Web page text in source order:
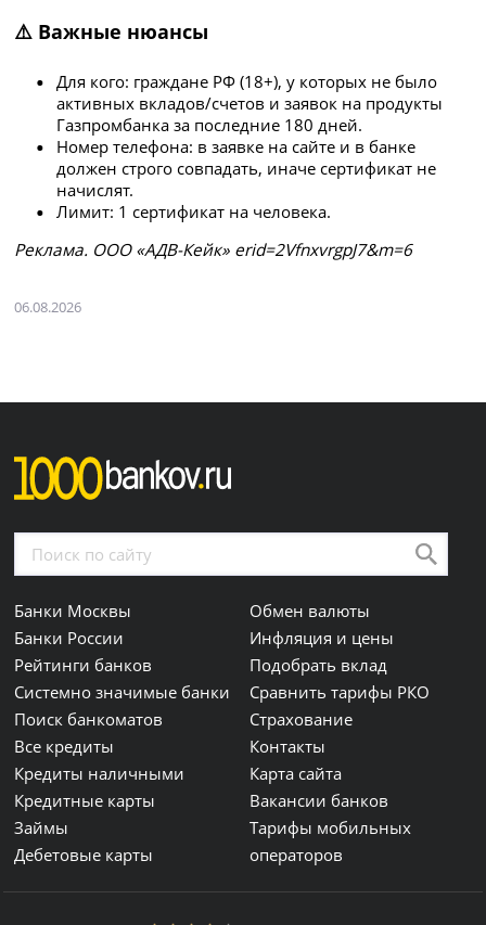
⚠️ Важные нюансы
Для кого: граждане РФ (18+), у которых не было
активных вкладов/счетов и заявок на продукты
Газпромбанка за последние 180 дней.
Номер телефона: в заявке на сайте и в банке
должен строго совпадать, иначе сертификат не
начислят.
Лимит: 1 сертификат на человека.
Рeклaмa. ООО «АДВ-Кейк» erid=2VfnxvrgpJ7&m=6
06.08.2026
Банки Москвы
Банки России
Рейтинги банков
Системно значимые банки
Поиск банкоматов
Все кредиты
Кредиты наличными
Кредитные карты
Займы
Дебетовые карты
Обмен валюты
Инфляция и цены
Подобрать вклад
Сравнить тарифы РКО
Страхование
Контакты
Карта сайта
Вакансии банков
Тарифы мобильных
операторов